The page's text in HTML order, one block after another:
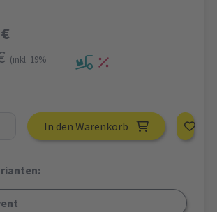
(inkl. 19%
In den Warenkorb